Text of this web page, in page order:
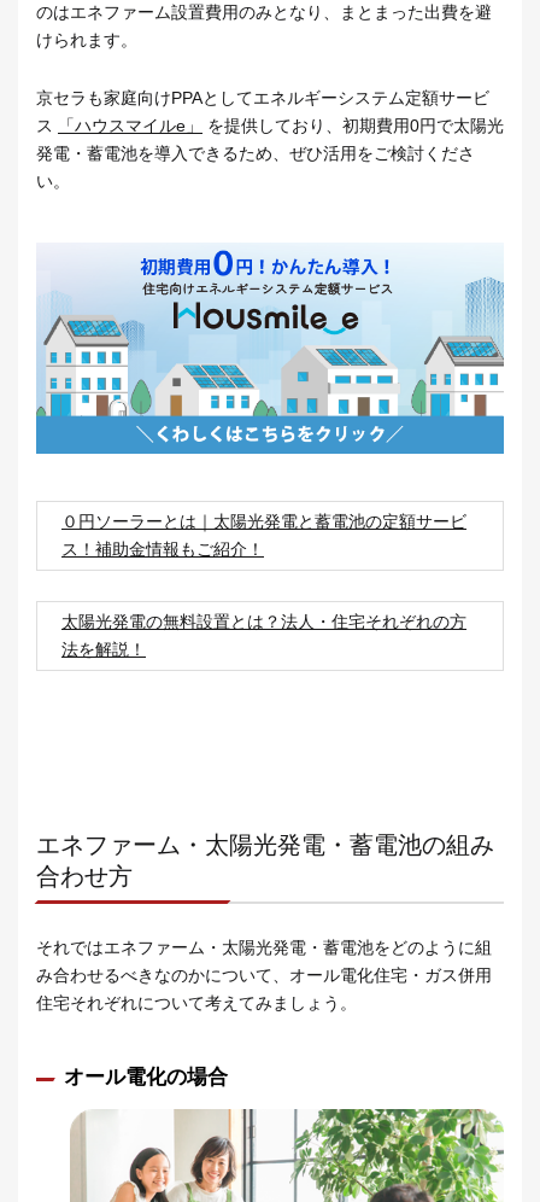
のはエネファーム設置費用のみとなり、まとまった出費を避
けられます。
京セラも家庭向けPPAとしてエネルギーシステム定額サービ
ス
「ハウスマイルe」
を提供しており、初期費用0円で太陽光
発電・蓄電池を導入できるため、ぜひ活用をご検討くださ
い。
０円ソーラーとは｜太陽光発電と蓄電池の定額サービ
ス！補助金情報もご紹介！
太陽光発電の無料設置とは？法人・住宅それぞれの方
法を解説！
エネファーム・太陽光発電・蓄電池の組み
合わせ方
それではエネファーム・太陽光発電・蓄電池をどのように組
み合わせるべきなのかについて、オール電化住宅・ガス併用
住宅それぞれについて考えてみましょう。
オール電化の場合